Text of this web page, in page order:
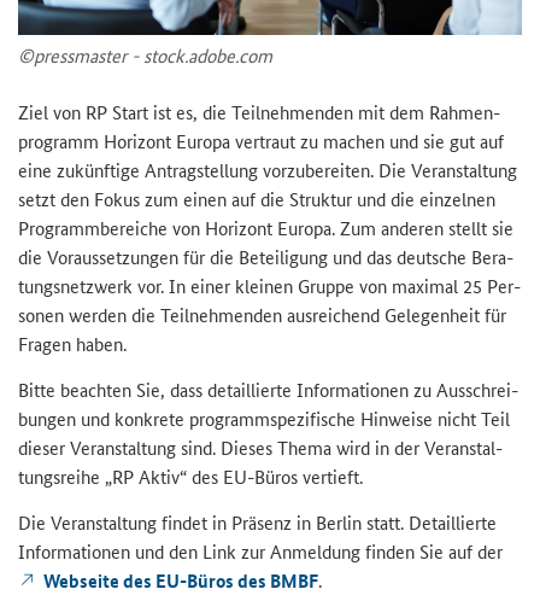
©press­mas­ter - stock.adobe.com
Ziel von RP Start ist es, die Teil­neh­men­den mit dem Rah­men­
pro­gramm Ho­ri­zont Eu­ro­pa ver­traut zu ma­chen und sie gut auf
eine zu­künf­ti­ge An­trag­stel­lung vor­zu­be­rei­ten. Die Ver­an­stal­tung
setzt den Fokus zum einen auf die Struk­tur und die ein­zel­nen
Pro­gramm­be­rei­che von Ho­ri­zont Eu­ro­pa. Zum an­de­ren stellt sie
die Vor­aus­set­zun­gen für die Be­tei­li­gung und das deut­sche Be­ra­
tungs­netz­werk vor. In einer klei­nen Grup­pe von ma­xi­mal 25 Per­
so­nen wer­den die Teil­neh­men­den aus­rei­chend Ge­le­gen­heit für
Fra­gen haben.
Bitte be­ach­ten Sie, dass de­tail­lier­te In­for­ma­tio­nen zu Aus­schrei­
bun­gen und kon­kre­te pro­gramm­spe­zi­fi­sche Hin­wei­se nicht Teil
die­ser Ver­an­stal­tung sind. Die­ses Thema wird in der Ver­an­stal­
tungs­rei­he „RP Aktiv“ des EU-​Büros ver­tieft.
Die Ver­an­stal­tung fin­det in Prä­senz in Ber­lin statt. De­tail­lier­te
In­for­ma­tio­nen und den Link zur An­mel­dung fin­den Sie auf der
Web­sei­te des EU-​Büros des BMBF.